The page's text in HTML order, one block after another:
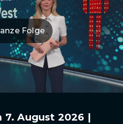
Folge
August 2026 |